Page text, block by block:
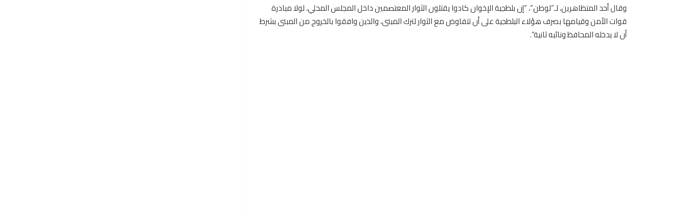
وقال أحد المتظاهرين، لـ”لوطن”، “إن بلطجية الإخوان كادوا يقتلون الثوار المعتصمين داخل المجلس المحلي، لولا مبادرة
قوات الأمن وقيامها بصرف هؤلاء البلطجية على أن تتفاوض مع الثوار لترك المبنى، والذين وافقوا بالخروج من المبنى بشرط
أن لا يدخله المحافظ ونائبه ثانية”.